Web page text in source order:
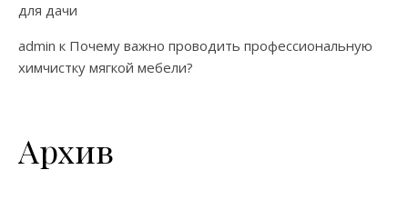
для дачи
admin к Почему важно проводить профессиональную
химчистку мягкой мебели?
Архив